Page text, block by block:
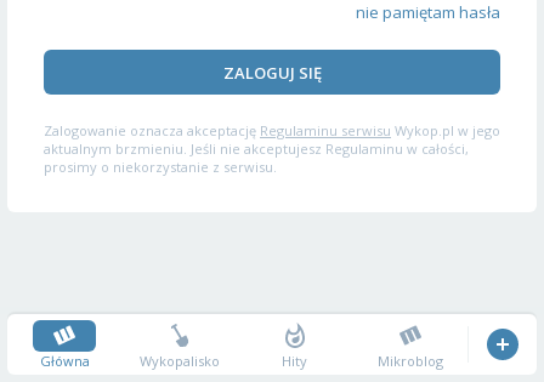
nie pamiętam hasła
ZALOGUJ SIĘ
Zalogowanie oznacza akceptację Regulaminu serwisu Wykop.pl w jego
aktualnym brzmieniu. Jeśli nie akceptujesz Regulaminu w całości,
prosimy o niekorzystanie z serwisu.
Główna Wykopalisko Hity Mikroblog